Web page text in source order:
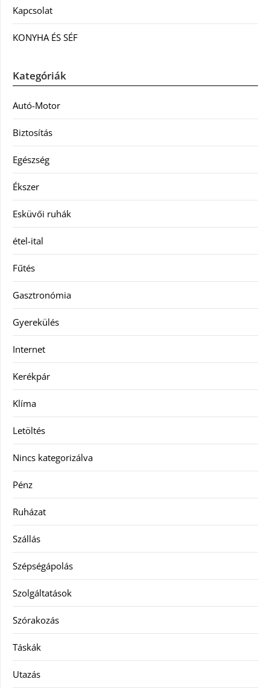
Kapcsolat
KONYHA ÉS SÉF
Kategóriák
Autó-Motor
Biztosítás
Egészség
Ékszer
Esküvői ruhák
étel-ital
Fűtés
Gasztronómia
Gyerekülés
Internet
Kerékpár
Klíma
Letöltés
Nincs kategorizálva
Pénz
Ruházat
Szállás
Szépségápolás
Szolgáltatások
Szórakozás
Táskák
Utazás